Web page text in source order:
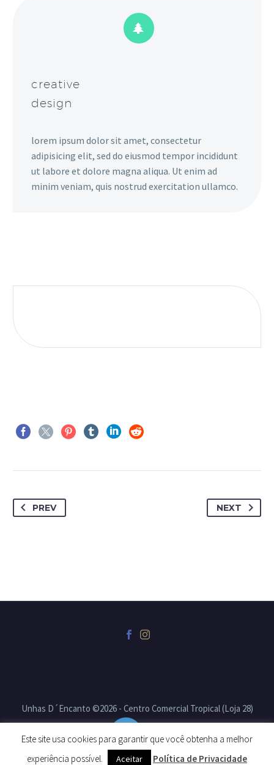


creative
design
lorem ipsum dolor sit amet, consectetur
adipisicing elit, sed do eiusmod tempor incididunt
ut labore et dolore magna aliqua. Ut enim ad
minim veniam, quis nostrud exercitation ullamco.
PREV NEXT
Unhas D´Encanto ©2026 - Centro Comercial Tropical (Loja 28)
Este site usa cookies para garantir que você obtenha a melhor
experiência possível.
Aceitar Política de Privacidade